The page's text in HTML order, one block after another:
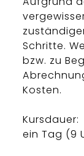
Schritte.
bzw. zu
Kosten.
Kursdauer:
ein Tag (9